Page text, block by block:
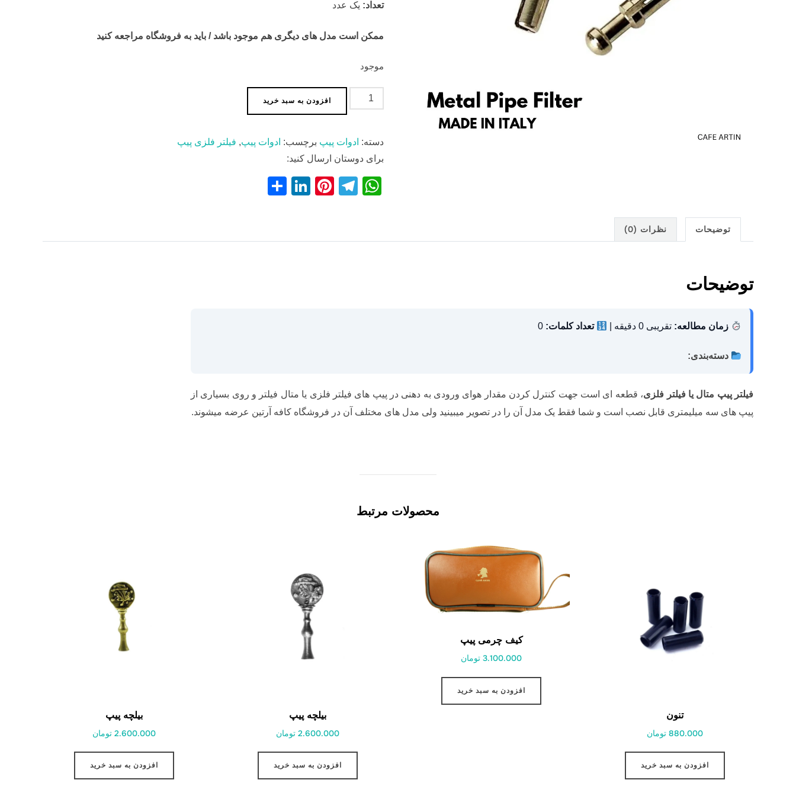
تعداد: یک عدد
ممکن است مدل های دیگری هم موجود باشد / باید به فروشگاه مراجعه کنید
موجود
فیلتر
پیپ
عدد
افزودن به سبد خرید
دسته: ادوات پیپ برچسب: ادوات پیپ, فیلتر فلزی پیپ
برای دوستان ارسال کنید:
W
s
T
gr
Pi
e
Li
e
e
توضیحات نظرات (0)
توضیحات
زمان مطالعه: تقریبی 0 دقیقه | تعداد کلمات: 0
دسته‌بندی:
فیلتر پیپ متال یا فیلتر فلزی، قطعه ای است جهت کنترل کردن مقدار هوای ورودی به دهنی در پیپ های فیلتر فلزی یا متال فیلتر و روی بسیاری از
پیپ های سه میلیمتری قابل نصب است و شما فقط یک مدل آن را در تصویر میبینید ولی مدل های مختلف آن در فروشگاه کافه آرتین عرضه میشوند.
محصولات مرتبط
تنون
880.000 تومان
افزودن به سبد خرید
کیف چرمی پیپ
3.100.000 تومان
افزودن به سبد خرید
بیلچه پیپ
2.600.000 تومان
افزودن به سبد خرید
بیلچه پیپ
2.600.000 تومان
افزودن به سبد خرید